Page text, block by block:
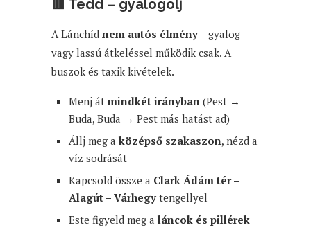
🟥 Tedd – gyalogolj
A Lánchíd nem autós élmény – gyalog
vagy lassú átkeléssel működik csak. A
buszok és taxik kivételek.
Menj át mindkét irányban (Pest →
Buda, Buda → Pest más hatást ad)
Állj meg a középső szakaszon, nézd a
víz sodrását
Kapcsold össze a Clark Ádám tér –
Alagút – Várhegy tengellyel
Este figyeld meg a láncok és pillérek